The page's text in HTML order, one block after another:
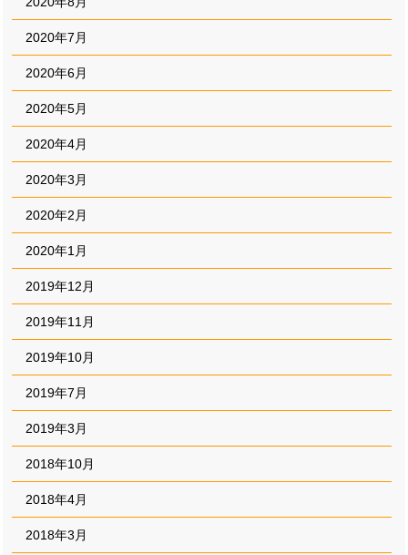
2020年7月
2020年6月
2020年5月
2020年4月
2020年3月
2020年2月
2020年1月
2019年12月
2019年11月
2019年10月
2019年7月
2019年3月
2018年10月
2018年4月
2018年3月